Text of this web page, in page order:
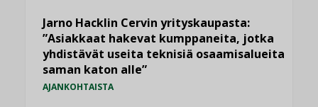
Jarno Hacklin Cervin yrityskaupasta:
”Asiakkaat hakevat kumppaneita, jotka
yhdistävät useita teknisiä osaamisalueita
saman katon alle”
AJANKOHTAISTA